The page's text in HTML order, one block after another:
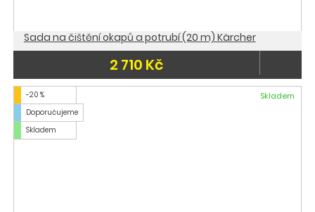
Sada na čištění okapů a potrubí (20 m) Kärcher
2 710 Kč
-20 %
Doporučujeme
Skladem
Skladem